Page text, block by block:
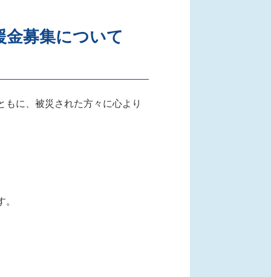
金募集について
に、被災された方々に心より